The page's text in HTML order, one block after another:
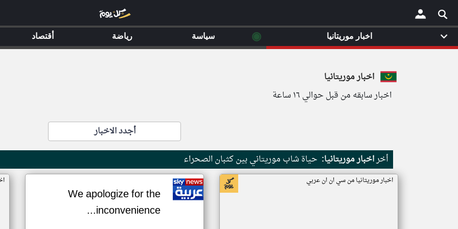
×
اخبار موريتانيا
اخبار سابقه من قبل حوالي ١٦ ساعة
أجدد الاخبار
أخراخبار موريتانيا: حياة شاب موريتاني بين كثبان الصحراء
اخبار موريتانيا من سي ان ان عربي
We apologize for the
inconvenience...
اخبار موريتانيا ◉ سياسة رياضة أقتصاد